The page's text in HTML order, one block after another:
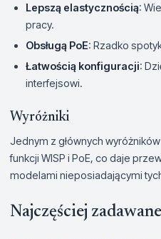
Lepszą elastycznością:
pracy.
Obsługą PoE: Rzadko
Łatwością konfiguracji:
interfejsowi.
Wyróżniki
Jednym z głównych
funkcji WISP i PoE, co daje
modelami nieposiadającymi
Najczęściej